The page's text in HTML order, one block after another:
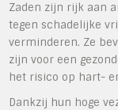
Zaden zijn rijk aan
tegen schadelijke
verminderen. Ze
zijn voor een
het risico op hart-
Dankzij hun hoge